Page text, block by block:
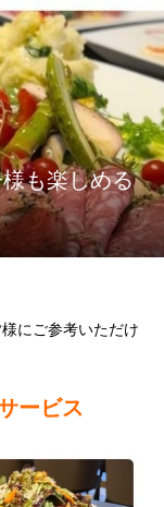
も楽しめる
にご参考いただけ
ービス